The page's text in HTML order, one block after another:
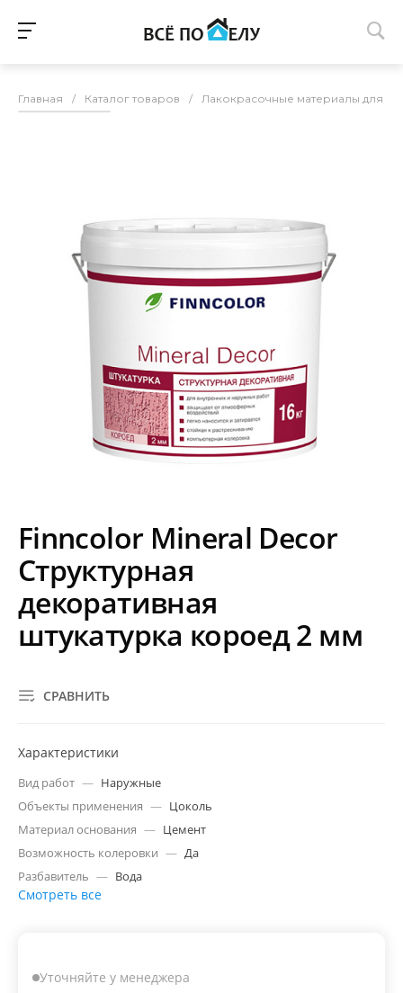
Главная / Каталог товаров / Лакокрасочные материалы для
Finncolor Mineral Decor
Структурная
декоративная
штукатурка короед 2 мм
СРАВНИТЬ
Характеристики
Вид работ — Наружные
Объекты применения — Цоколь
Материал основания — Цемент
Возможность колеровки — Да
Разбавитель — Вода
Смотреть все
Уточняйте у менеджера